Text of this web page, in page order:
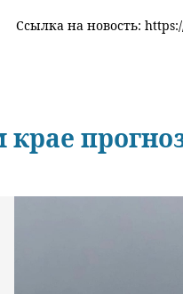
Ссылка на новость:
крае